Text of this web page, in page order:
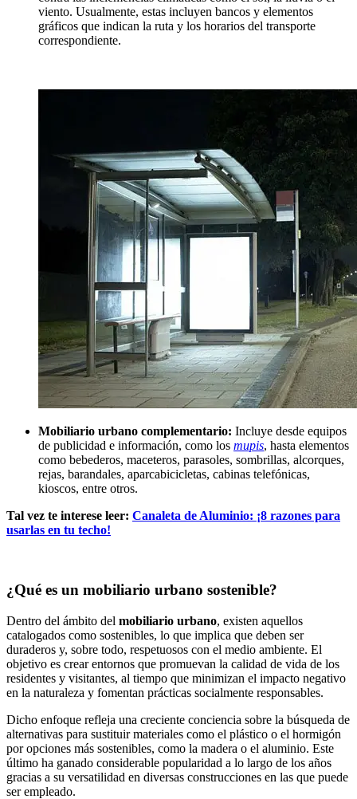
viento. Usualmente, estas incluyen bancos y elementos
gráficos que indican la ruta y los horarios del transporte
correspondiente.
Mobiliario urbano complementario: Incluye desde equipos
de publicidad e información, como los mupis, hasta elementos
como bebederos, maceteros, parasoles, sombrillas, alcorques,
rejas, barandales, aparcabicicletas, cabinas telefónicas,
kioscos, entre otros.
Tal vez te interese leer: Canaleta de Aluminio: ¡8 razones para
usarlas en tu techo!
¿Qué es un mobiliario urbano sostenible?
Dentro del ámbito del mobiliario urbano, existen aquellos
catalogados como sostenibles, lo que implica que deben ser
duraderos y, sobre todo, respetuosos con el medio ambiente. El
objetivo es crear entornos que promuevan la calidad de vida de los
residentes y visitantes, al tiempo que minimizan el impacto negativo
en la naturaleza y fomentan prácticas socialmente responsables.
Dicho enfoque refleja una creciente conciencia sobre la búsqueda de
alternativas para sustituir materiales como el plástico o el hormigón
por opciones más sostenibles, como la madera o el aluminio. Este
último ha ganado considerable popularidad a lo largo de los años
gracias a su versatilidad en diversas construcciones en las que puede
ser empleado.